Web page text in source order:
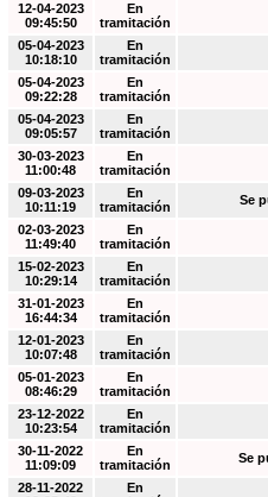
12-04-2023
09:45:50
En
tramitación
05-04-2023
10:18:10
En
tramitación
05-04-2023
09:22:28
En
tramitación
05-04-2023
09:05:57
En
tramitación
30-03-2023
11:00:48
En
tramitación
09-03-2023
10:11:19
En
tramitación
Se
02-03-2023
11:49:40
En
tramitación
15-02-2023
10:29:14
En
tramitación
31-01-2023
16:44:34
En
tramitación
12-01-2023
10:07:48
En
tramitación
05-01-2023
08:46:29
En
tramitación
23-12-2022
10:23:54
En
tramitación
30-11-2022
11:09:09
En
tramitación
Se
28-11-2022
En